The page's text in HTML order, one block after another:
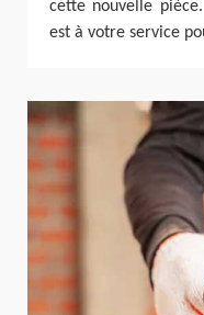
cette nouvelle
est à votre service